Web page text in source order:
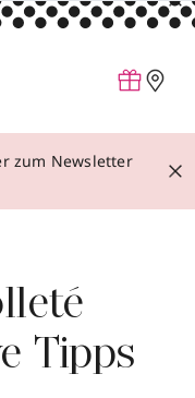
zum Newsletter
Tipps